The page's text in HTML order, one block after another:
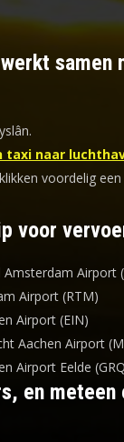
taxi naar
voordelig
voor
Amsterdam Airport
Airport (RTM)
Airport (EIN)
Aachen Airport
Airport Eelde
en